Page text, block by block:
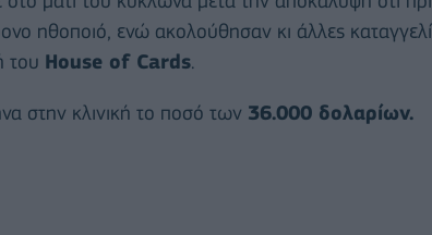
ηθοποιό, ενώ ακολούθησαν κι άλλες
του House of Cards.
στην κλινική το ποσό των 36.000 δολαρίων.